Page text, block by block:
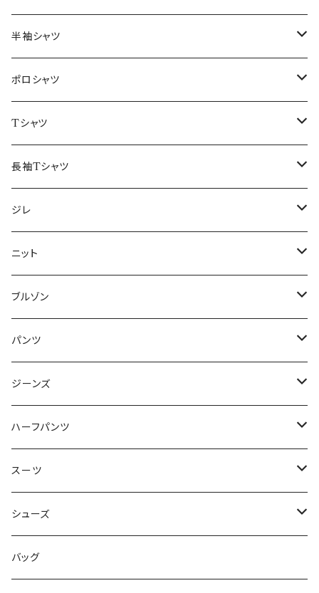
46/M
48/L
50/XL～
～44/S
46/M
48/L
50/XL～
半袖シャツ
～44/S
46/M
48/L
50/XL～
ポロシャツ
～44/S
46/M
48/L
50/XL～
Tシャツ
～44/S
46/M
48/L
50/XL～
長袖Tシャツ
～44/S
46/M
48/L
50/XL～
ジレ
～44/S
46/M
48/L
50/XL～
ニット
～44/S
46/M
48/L
50/XL～
ブルゾン
～44/S
46/M
48/L
50/XL～
パンツ
～44/S
46/M
48/L
50/XL～
ジーンズ
～44/S
46/M
48/L
50/XL～
ハーフパンツ
～44/S
46/M
48/L
スーツ
～44/S
46/M
シューズ
～25.5cm
バッグ